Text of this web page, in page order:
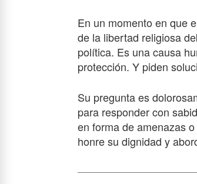
En un momento en que
de la libertad religiosa
política. Es una causa
protección. Y piden
Su pregunta es
para responder con
en forma de amenazas
honre su dignidad y